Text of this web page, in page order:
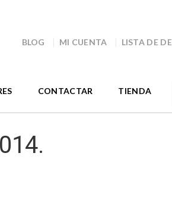
BLOG MI CUENTA LISTA DE
CONTACTAR TIENDA